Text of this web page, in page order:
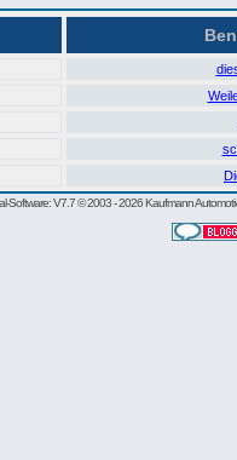
Software: V7.7 © 2003 - 2026 Kaufmann